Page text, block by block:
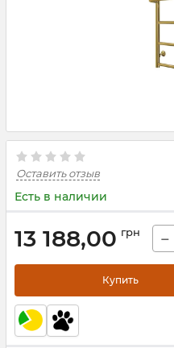
Оставить отзыв
Есть в наличии
13 188,00 грн −
Купить